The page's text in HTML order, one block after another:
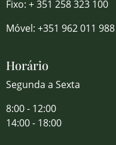
Fixo: + 351 258 323 100
Móvel: +351 962 011 988
Horário
Segunda a Sexta
8:00 - 12:00
14:00 - 18:00